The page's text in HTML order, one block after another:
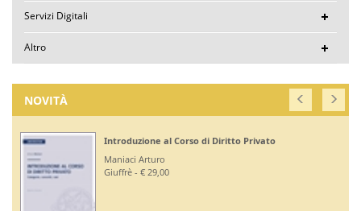
Servizi Digitali
Altro
NOVITÀ
Introduzione al Corso di Diritto Privato
Maniaci Arturo
Giuffrè - € 29,00